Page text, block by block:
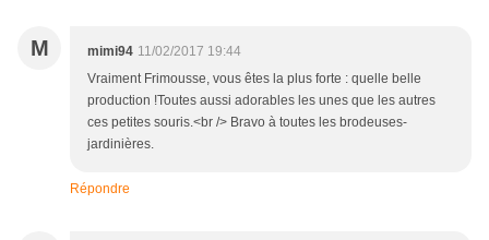
M mimi94 11/02/2017 19:44
Vraiment Frimousse, vous êtes la plus forte : quelle belle
production !Toutes aussi adorables les unes que les autres
ces petites souris.<br /> Bravo à toutes les brodeuses-
jardinières.
Répondre